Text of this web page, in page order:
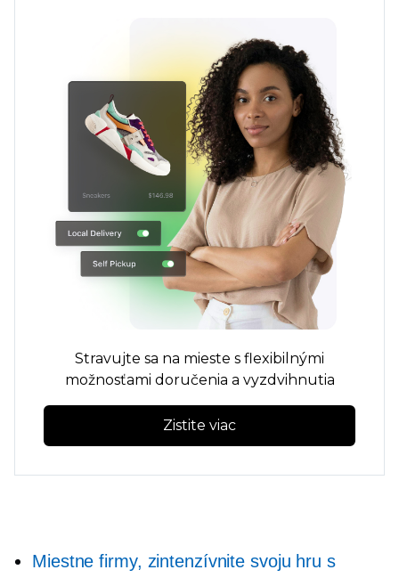
Stravujte sa na mieste s flexibilnými
možnosťami doručenia a vyzdvihnutia
Zistite viac
Miestne firmy, zintenzívnite svoju hru s